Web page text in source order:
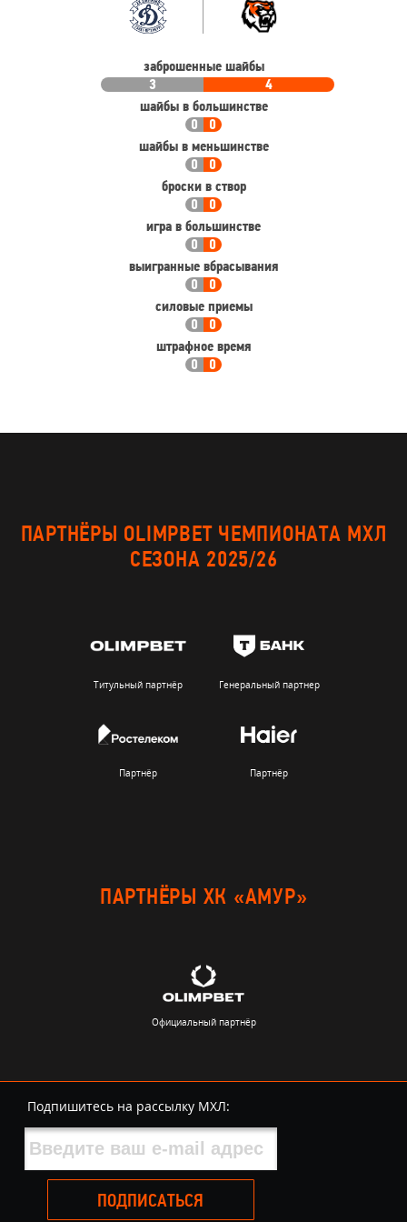
заброшенные шайбы
3
4
шайбы в большинстве
0
0
шайбы в меньшинстве
0
0
броски в створ
0
0
игра в большинстве
0
0
выигранные вбрасывания
0
0
силовые приемы
0
0
штрафное время
0
0
ПАРТНЁРЫ OLIMPBET ЧЕМПИОНАТА МХЛ
СЕЗОНА 2025/26
Титульный партнёр Генеральный партнер
Партнёр Партнёр
ПАРТНЁРЫ ХК «АМУР»
Официальный партнёр
Подпишитесь на рассылку МХЛ:
ПОДПИСАТЬСЯ